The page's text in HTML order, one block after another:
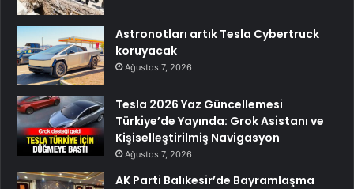
Astronotları artık Tesla Cybertruck
koruyacak
Ağustos 7, 2026
Tesla 2026 Yaz Güncellemesi
Türkiye’de Yayında: Grok Asistanı ve
Kişiselleştirilmiş Navigasyon
Ağustos 7, 2026
AK Parti Balıkesir’de Bayramlaşma